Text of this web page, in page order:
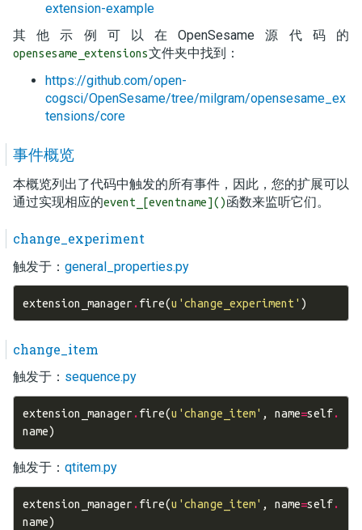
extension-example
其他示例可以在OpenSesame源代码的
opensesame_extensions文件夹中找到：
https://github.com/open-
cogsci/OpenSesame/tree/milgram/opensesame_ex
tensions/core
事件概览
本概览列出了代码中触发的所有事件，因此，您的扩展可以
通过实现相应的event_[eventname]()函数来监听它们。
change_experiment
触发于： general_properties.py
extension_manager .fire(u 'change_experiment' )
change_item
触发于： sequence.py
extension_manager .fire(u 'change_item' , name=self.
name)
触发于： qtitem.py
extension_manager .fire(u 'change_item' , name=self.
name)